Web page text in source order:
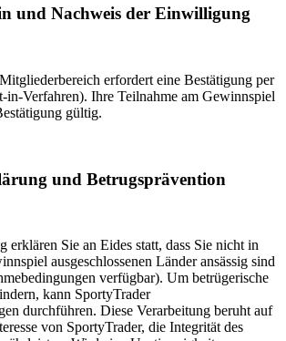
und Nachweis der Einwilligung
erfordert eine Bestätigung per
Verfahren). Ihre Teilnahme am Gewinnspiel
gültig.
und Betrugsprävention
erklären Sie an Eides statt, dass Sie nicht in
ausgeschlossenen Länder ansässig sind
verfügbar). Um betrügerische
kann SportyTrader
durchführen. Diese Verarbeitung beruht auf
von SportyTrader, die Integrität des